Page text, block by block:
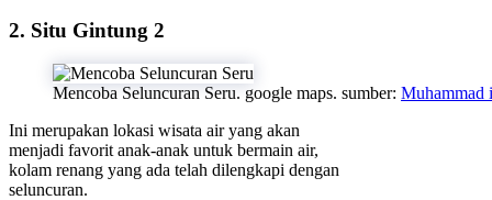
2. Situ Gintung 2
Mencoba Seluncuran Seru. google maps. sumber: Muhammad
Ini merupakan lokasi wisata air yang akan
menjadi favorit anak-anak untuk bermain air,
kolam renang yang ada telah dilengkapi dengan
seluncuran.